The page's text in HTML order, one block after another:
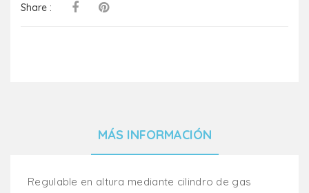
Share :
MÁS INFORMACIÓN
Regulable en altura mediante cilindro de gas